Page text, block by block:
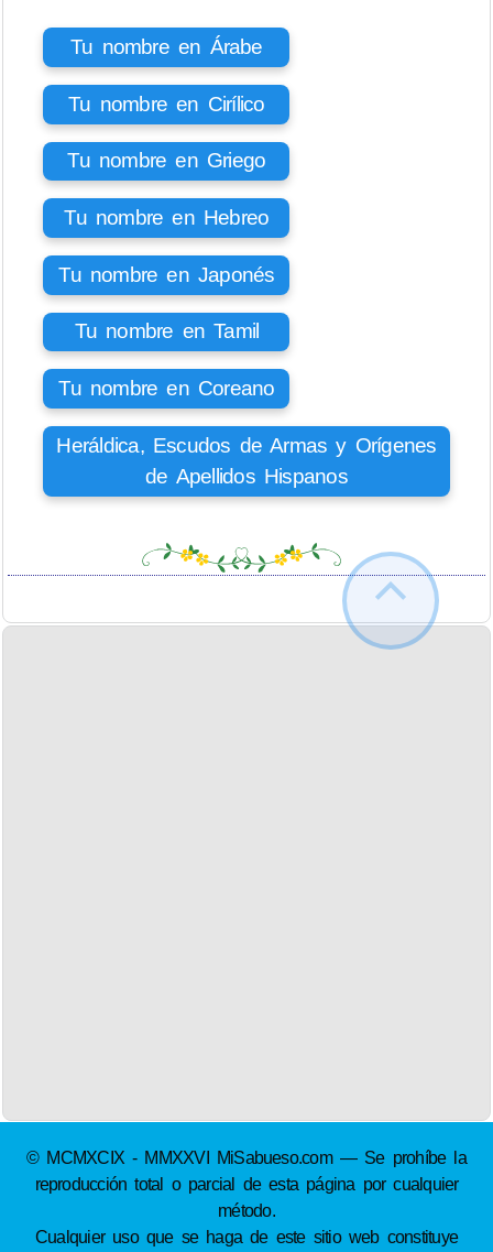
Tu nombre en Árabe
Tu nombre en Cirílico
Tu nombre en Griego
Tu nombre en Hebreo
Tu nombre en Japonés
Tu nombre en Tamil
Tu nombre en Coreano
Heráldica, Escudos de Armas y Orígenes
de Apellidos Hispanos
© MCMXCIX - MMXXVI MiSabueso.com — Se prohíbe la
reproducción total o parcial de esta página por cualquier
método.
Cualquier uso que se haga de este sitio web constituye